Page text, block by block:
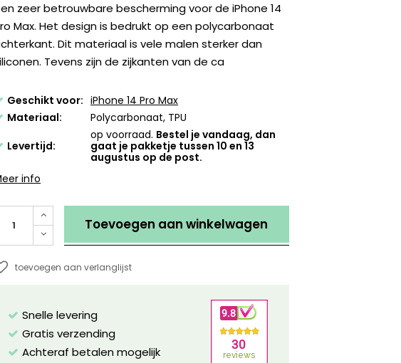
zeer betrouwbare bescherming voor de iPhone 14
Max. Het design is bedrukt op een polycarbonaat
Dit materiaal is vele malen sterker dan
Tevens zijn de zijkanten van de ca
Geschikt voor: iPhone 14 Pro Max
Materiaal:
Polycarbonaat, TPU
Levertijd:
op voorraad. Bestel je vandaag, dan
gaat je pakketje tussen 10 en 13
augustus op de post.
info
Toevoegen aan winkelwagen
toevoegen aan verlanglijst
Snelle levering
Gratis verzending
Achteraf betalen mogelijk